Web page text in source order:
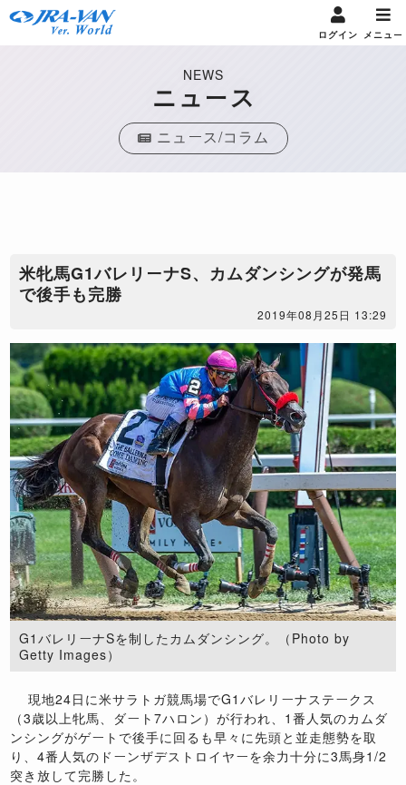
ログイン メニュー
NEWS
ニュース
ニュース/コラム
米牝馬G1バレリーナS、カムダンシングが発馬
で後手も完勝
2019年08月25日 13:29
G1バレリーナSを制したカムダンシング。（Photo by
Getty Images）
現地24日に米サラトガ競馬場でG1バレリーナステークス
（3歳以上牝馬、ダート7ハロン）が行われ、1番人気のカムダ
ンシングがゲートで後手に回るも早々に先頭と並走態勢を取
り、4番人気のドーンザデストロイヤーを余力十分に3馬身1/2
突き放して完勝した。